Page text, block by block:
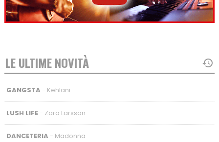
LE ULTIME NOVITÀ
GANGSTA - Kehlani
LUSH LIFE- Zara Larsson
DANCETERIA - Madonna